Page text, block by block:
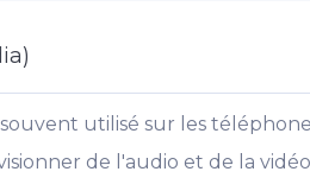
utilisé sur les
de l'audio et de la